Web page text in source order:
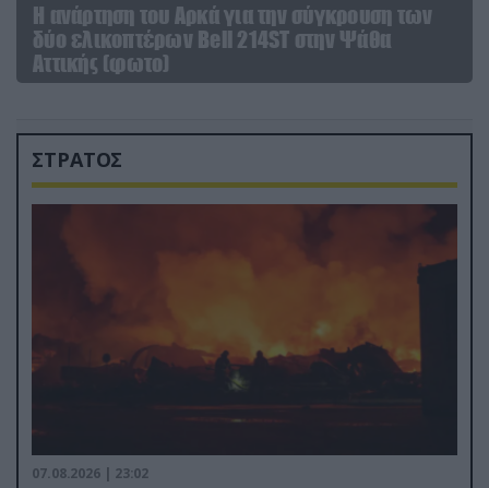
Η ανάρτηση του Αρκά για την σύγκρουση των
δύο ελικοπτέρων Bell 214ST στην Ψάθα
Αττικής (φωτο)
ΣΤΡΑΤΟΣ
07.08.2026 | 23:02